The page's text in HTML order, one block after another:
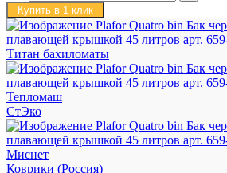
Купить в 1 клик
Титан бахиломаты
Тепломаш
СтЭко
Миснет
Коврики (Россия)